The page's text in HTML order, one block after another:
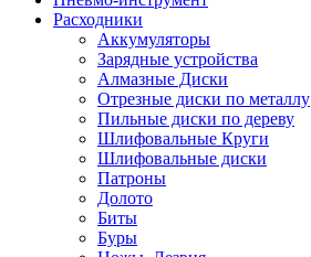
Расходники
Аккумуляторы
Зарядные устройства
Алмазные Диски
Отрезные диски по металлу
Пильные диски по дереву
Шлифовальные Круги
Шлифовальные диски
Патроны
Долото
Биты
Буры